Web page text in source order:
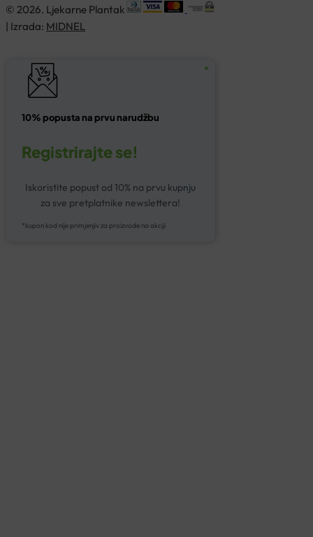
© 2026. Ljekarne Plantak
| Izrada: MIDNEL
10% popusta na prvu narudžbu
Registrirajte se!
Iskoristite popust od 10% na prvu kupnju
za sve pretplatnike newslettera!
*kupon kod nije primjenjiv za proizvode na akciji